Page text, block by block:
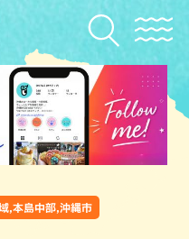
,本島中部,沖縄市